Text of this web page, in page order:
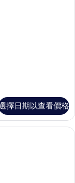
擇日期以查看價格
房內保險箱、書桌、遮光